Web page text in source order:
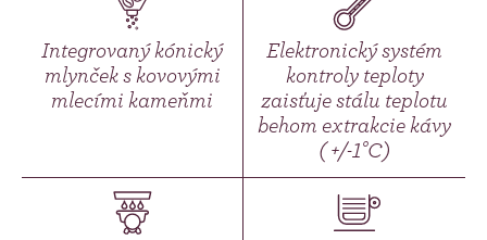
Integrovaný kónický
mlynček s kovovými
mlecími kameňmi
Elektronický systém
kontroly teploty
zaisťuje stálu teplotu
behom extrakcie kávy
( +/-1°C)